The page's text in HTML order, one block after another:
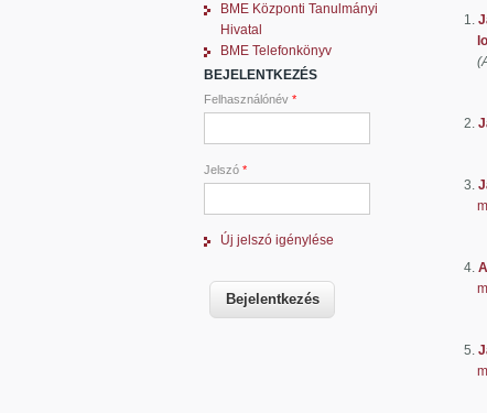
1.
2.
3.
4.
5.
BME Központi Tanulmányi
Hivatal
BME Telefonkönyv
BEJELENTKEZÉS
Felhasználónév*
Jelszó*
Új jelszó igénylése